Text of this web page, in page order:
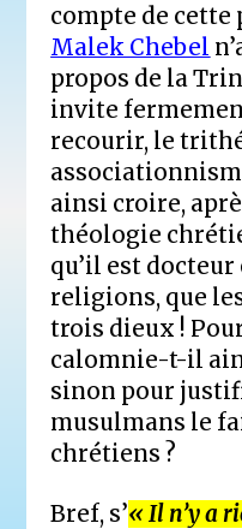
compte de
Malek Chebel
propos de la
invite
recourir, le
ainsi croire,
théologie
qu’il est docteur
religions, que
trois dieux !
calomnie-t-il
sinon pour
musulmans le
chrétiens ?
Bref, s’« Il n’y a